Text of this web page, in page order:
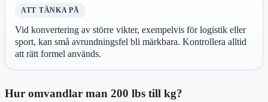
ATT TÄNKA PÅ
Vid konvertering av större vikter, exempelvis för logistik eller
sport, kan små avrundningsfel bli märkbara. Kontrollera alltid
att rätt formel används.
Hur omvandlar man 200 lbs till kg?